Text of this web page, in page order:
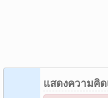
แสดงความคิ